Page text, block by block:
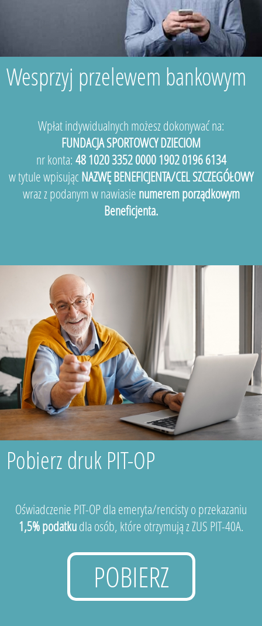
Wesprzyj przelewem bankowym
Wpłat indywidualnych możesz dokonywać na:
FUNDACJA SPORTOWCY DZIECIOM
nr konta: 48 1020 3352 0000 1902 0196 6134
w tytule wpisującNAZWĘ BENEFICJENTA/CEL SZCZEGÓŁOWY
wraz z podanym w nawiasie numerem porządkowym
Beneficjenta.
Pobierz druk PIT-OP
Oświadczenie PIT-OP dla emeryta/rencisty o przekazaniu
1,5% podatkudla osób, które otrzymują z ZUS PIT-40A.
POBIERZ